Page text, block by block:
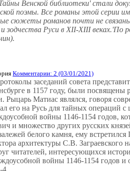
Венской библиотеки' стали
поэмы. Все романы этой серии
сюжеты романов почти не
зодчества Руси в XII-XIII
Комментарии: 2 (03/01/2021)
заседаний совета
в 1157 году, были
Рыцарь Матиас являлся, говоря
его на Русь для тайных операций с
войны 1146-1154 годов,
и множество других русских
белого камня, ему
архитектуры С.В.
читателей, интересующихся
войны 1146-1154 годов и
4